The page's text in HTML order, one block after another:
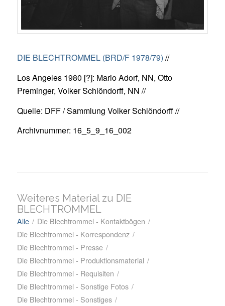
DIE BLECHTROMMEL (BRD/F 1978/79) //
Los Angeles 1980 [?]: Mario Adorf, NN, Otto
Preminger, Volker Schlöndorff, NN //
Quelle: DFF / Sammlung Volker Schlöndorff //
Archivnummer: 16_5_9_16_002
Weiteres Material zu DIE
BLECHTROMMEL
Alle / Die Blechtrommel - Kontaktbögen /
Die Blechtrommel - Korrespondenz /
Die Blechtrommel - Presse /
Die Blechtrommel - Produktionsmaterial /
Die Blechtrommel - Requisiten /
Die Blechtrommel - Sonstige Fotos /
Die Blechtrommel - Sonstiges /